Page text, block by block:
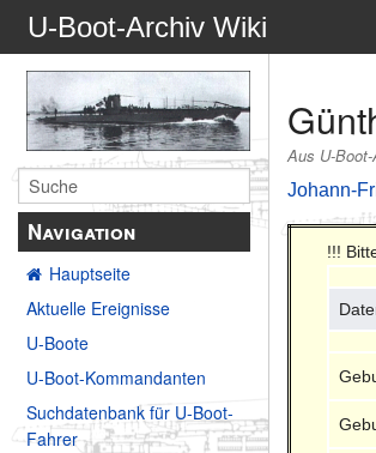
U-Boot-Archiv Wiki
Navigation
Hauptseite
Aktuelle Ereignisse
U-Boote
U-Boot-Kommandanten
Suchdatenbank für U-Boot-
Fahrer
Aus U-
Johann-
!!!